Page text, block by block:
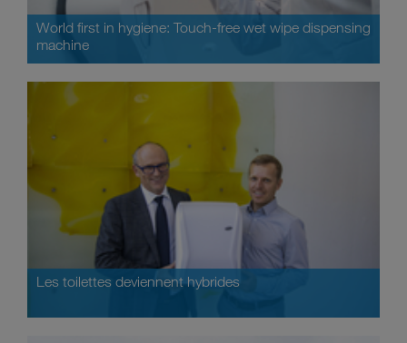
World first in hygiene: Touch-free wet wipe dispensing
machine
Les toilettes deviennent hybrides